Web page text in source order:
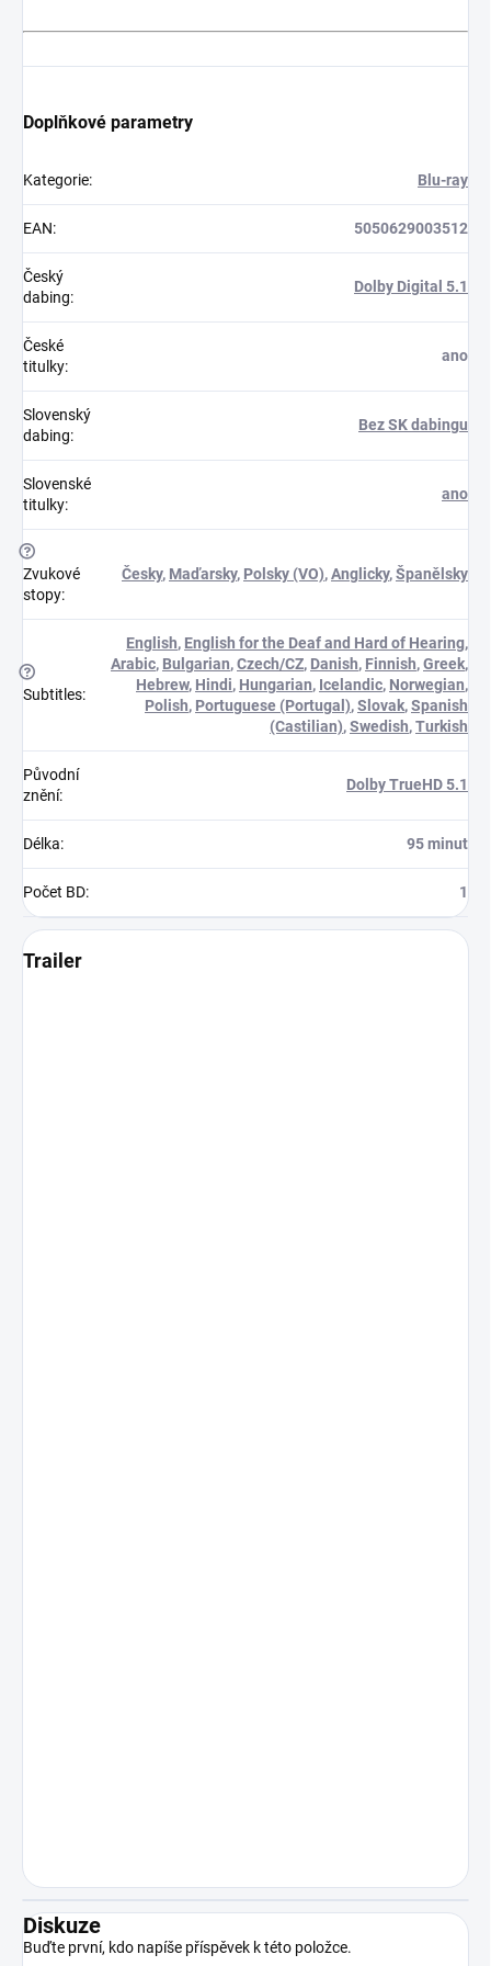
Doplňkové parametry
Kategorie: Blu-ray
EAN: 5050629003512
Český
dabing:
Dolby Digital 5.1
České
titulky:
ano
Slovenský
dabing:
Bez SK dabingu
Slovenské
titulky:
ano
?
Zvukové
stopy:
Česky, Maďarsky, Polsky (VO),Anglicky,Španělsky
?
Subtitles:
English, English for the Deaf and Hard of Hearing,
Arabic, Bulgarian,Czech/CZ, Danish, Finnish,Greek,
Hebrew, Hindi, Hungarian, Icelandic, Norwegian,
Polish, Portuguese (Portugal),Slovak,Spanish
(Castilian),Swedish,Turkish
Původní
znění:
Dolby TrueHD 5.1
Délka: 95 minut
Počet BD: 1
Trailer
Diskuze
Buďte první, kdo napíše příspěvek k této položce.